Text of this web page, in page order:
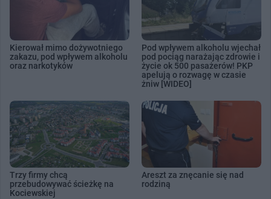
Kierował mimo dożywotniego
zakazu, pod wpływem alkoholu
oraz narkotyków
Pod wpływem alkoholu wjechał
pod pociąg narażając zdrowie i
życie ok 500 pasażerów! PKP
apelują o rozwagę w czasie
żniw [WIDEO]
Trzy firmy chcą
przebudowywać ścieżkę na
Kociewskiej
Areszt za znęcanie się nad
rodziną